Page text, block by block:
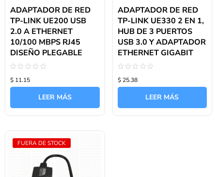
ADAPTADOR DE RED
TP-LINK UE200 USB
2.0 A ETHERNET
10/100 MBPS RJ45
DISEÑO PLEGABLE
con
0
$ 11.15
LEER MÁS
ADAPTADOR DE RED
TP-LINK UE330 2 EN 1,
HUB DE 3 PUERTOS
USB 3.0 Y ADAPTADOR
ETHERNET GIGABIT
con
0
$ 25.38
LEER MÁS
FUERA DE STOCK